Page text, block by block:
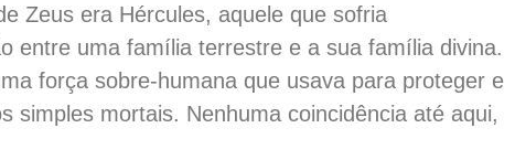
Zeus era Hércules, aquele que sofria
entre uma família terrestre e a sua família divina.
força sobre-humana que usava para proteger e
simples mortais. Nenhuma coincidência até aqui,